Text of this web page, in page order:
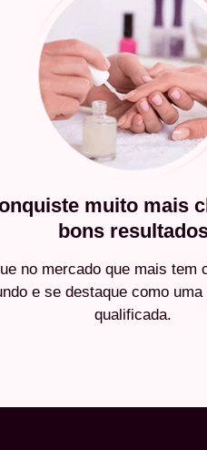
muito mais
bons
no mercado que mais tem
e se destaque como
qualificada.